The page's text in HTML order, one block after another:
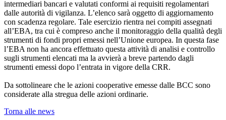
intermediari bancari e valutati conformi ai requisiti regolamentari
dalle autorità di vigilanza. L’elenco sarà oggetto di aggiornamento
con scadenza regolare. Tale esercizio rientra nei compiti assegnati
all’EBA, tra cui è compreso anche il monitoraggio della qualità degli
strumenti di fondi propri emessi nell’Unione europea. In questa fase
l’EBA non ha ancora effettuato questa attività di analisi e controllo
sugli strumenti elencati ma la avvierà a breve partendo dagli
strumenti emessi dopo l’entrata in vigore della CRR.
Da sottolineare che le azioni cooperative emesse dalle BCC sono
considerate alla stregua delle azioni ordinarie.
Torna alle news